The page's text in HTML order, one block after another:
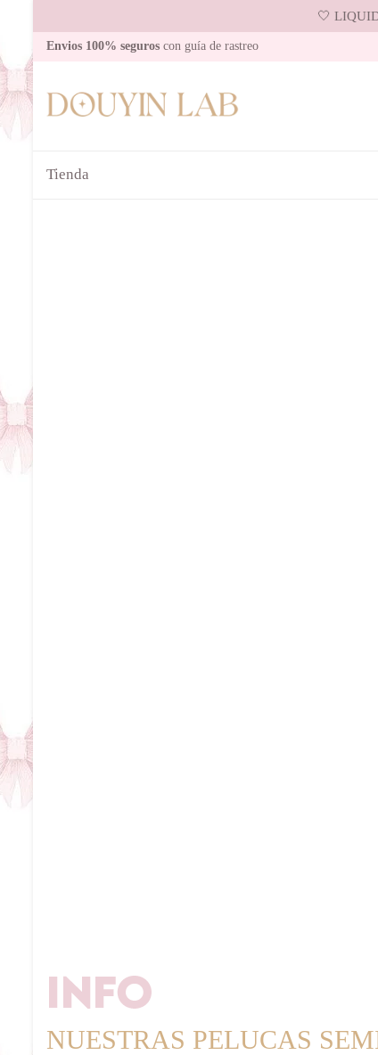
🤍
Envios 100% seguros con guía de rastreo
Tienda
NUESTRAS PELUCAS